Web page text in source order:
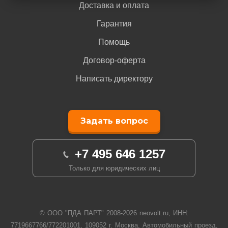
Доставка и оплата
Гарантия
Помощь
Договор-оферта
Написать директору
Задать вопрос
+7 495 646 1257
Только для юридических лиц
© ООО "ПДА ПАРТ" 2008-2026neovolt.ru, ИНН:
7719667766/772201001, 109052 г. Москва, Автомобильный проезд,